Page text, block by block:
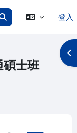
尋課程
搜尋課程
登入
碩士班
開